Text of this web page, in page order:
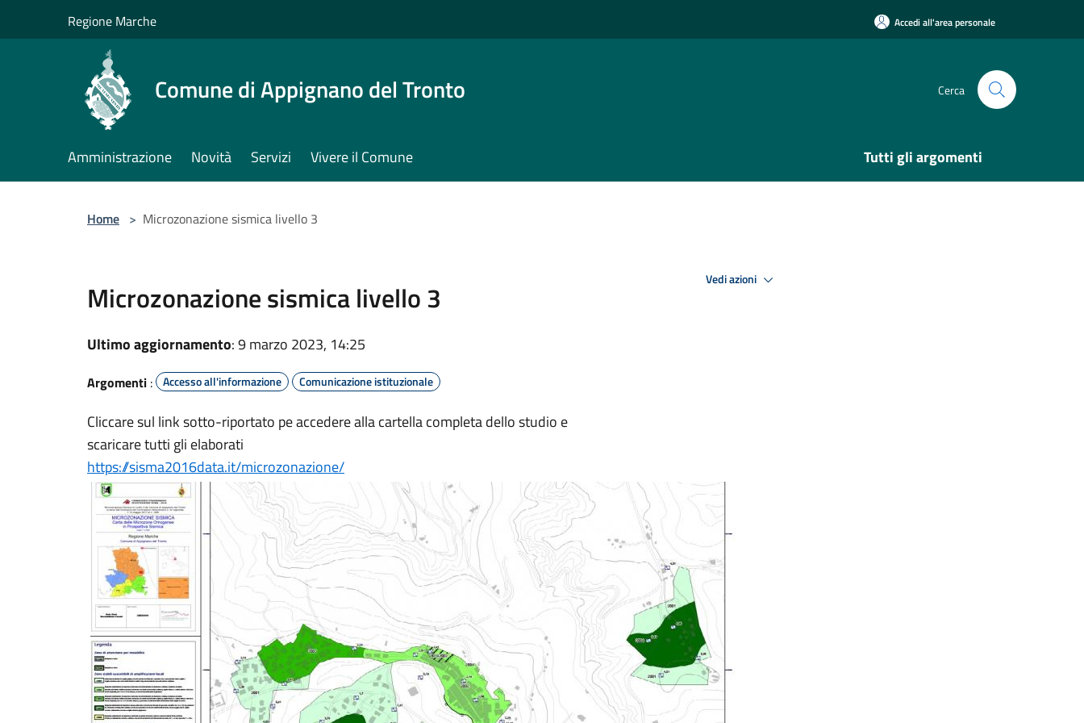
Regione Marche Accedi all'area personale
Comune di Appignano del Tronto Cerca
Amministrazione Novità Servizi Vivere il Comune Tutti gli argomenti
Home > Microzonazione sismica livello 3
Microzonazione sismica livello 3
Ultimo aggiornamento: 9 marzo 2023, 14:25
Argomenti : Accesso all'informazione Comunicazione istituzionale
Cliccare sul link sotto-riportato pe accedere alla cartella completa dello studio e
scaricare tutti gli elaborati
https://sisma2016data.it/microzonazione/
Vedi azioni